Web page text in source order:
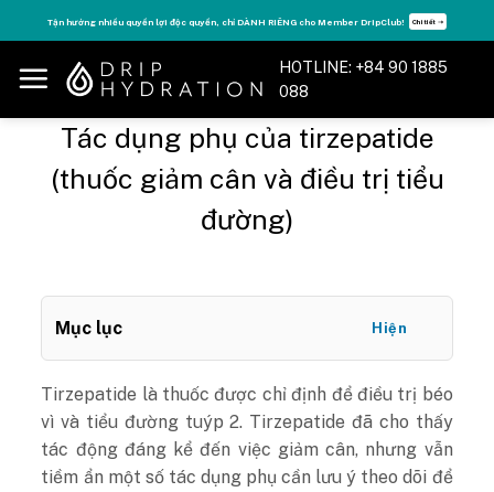
to
content
Tăng năng lượng - sống đỉnh cao với thẻ Vitamin Drip Membership. Xem ngay ➝
HOTLINE: +84 90 1885
088
Tác dụng phụ của tirzepatide
(thuốc giảm cân và điều trị tiểu
đường)
Mục lục Hiện
Tirzepatide là thuốc được chỉ định để điều trị béo
vì và tiểu đường tuýp 2. Tirzepatide đã cho thấy
tác động đáng kể đến việc giảm cân, nhưng vẫn
tiềm ẩn một số tác dụng phụ cần lưu ý theo dõi để